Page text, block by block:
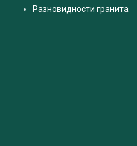
Разновидности гранита